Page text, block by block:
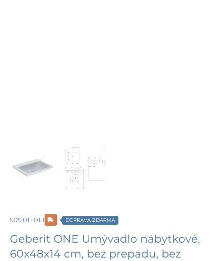
505.011.01.1 DOPRAVA ZDARMA
Geberit ONE Umývadlo nábytkové,
60x48x14 cm, bez prepadu, bez